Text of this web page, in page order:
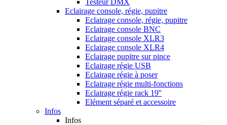
Testeur DMX
Eclairage console, régie, pupitre
Eclairage console, régie, pupitre
Eclairage console BNC
Eclairage console XLR3
Eclairage console XLR4
Eclairage pupitre sur pince
Eclairage régie USB
Eclairage régie à poser
Eclairage régie multi-fonctions
Eclairage régie rack 19''
Elément séparé et accessoire
Infos
Infos